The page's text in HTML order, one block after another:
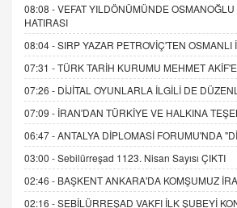
08:08 -VEFAT YILDÖNÜMÜNDE OSMANOĞLU
HATIRASI
08:04 -SIRP YAZAR PETROVİÇ'TEN OSMANLI
07:31 -TÜRK TARİH KURUMU MEHMET
07:26 - DİJİTAL OYUNLARLA İLGİLİ DE
07:09 - İRAN'DAN TÜRKİYE VE HALKINA
06:47 -ANTALYA DİPLOMASİ FORUMU'NDA
03:00 -Sebilürreşad 1123. Nisan Sayısı ÇIKTI
02:46 - BAŞKENT ANKARA'DA KOMŞUMUZ
02:16 -SEBİLÜRREŞAD VAKFI İLK ŞUBEYİ